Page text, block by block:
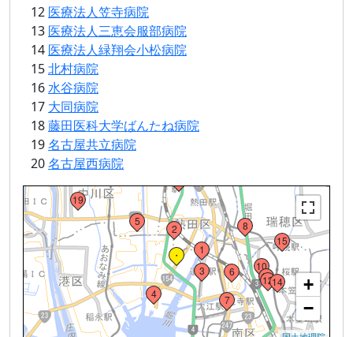
12 医療法人笠寺病院
13 医療法人三恵会服部病院
14 医療法人緑翔会小松病院
15北村病院
16水谷病院
17 大同病院
18藤田医科大学ばんたね病院
19名古屋共立病院
20名古屋西病院
Loading...
・ 1
2
3
4
5
6
7
8
10
11
1214
15
19
20
+
−